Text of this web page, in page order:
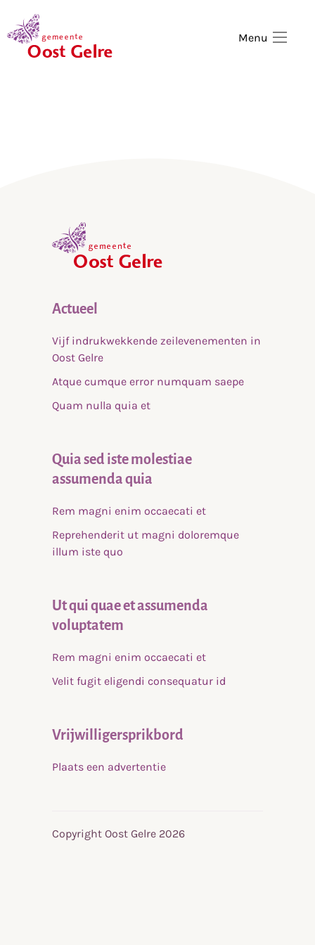
Menu
Actueel
Vijf indrukwekkende zeilevenementen in
Oost Gelre
Atque cumque error numquam saepe
Quam nulla quia et
Quia sed iste molestiae
assumenda quia
Rem magni enim occaecati et
Reprehenderit ut magni doloremque
illum iste quo
Ut qui quae et assumenda
voluptatem
Rem magni enim occaecati et
Velit fugit eligendi consequatur id
Vrijwilligersprikbord
Plaats een advertentie
Copyright Oost Gelre 2026